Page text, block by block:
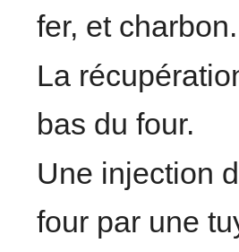
fer, et
La
bas du four.
Une injection
four par une